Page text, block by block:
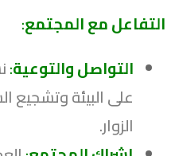
التفاعل مع المجتمع:
التواصل والتوعية:
على البيئة وتشجيع
الزوار.